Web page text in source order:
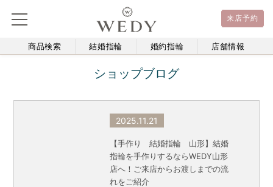
来店予約
商品検索 結婚指輪 婚約指輪 店舗情報
ショップブログ
2025.11.21
【手作り 結婚指輪 山形】結婚
指輪を手作りするならWEDY山形
店へ！ご来店からお渡しまでの流
れをご紹介